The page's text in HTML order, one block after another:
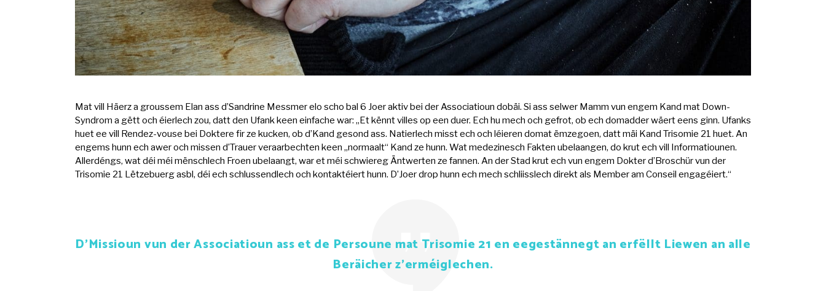
Mat vill Häerz a groussem Elan ass d’Sandrine Messmer elo scho bal 6 Joer aktiv bei der Associatioun dobäi. Si ass selwer Mamm vun engem Kand mat Down-
Syndrom a gëtt och éierlech zou, datt den Ufank keen einfache war: „Et kënnt villes op een duer. Ech hu mech och gefrot, ob ech domadder wäert eens ginn. Ufanks
huet ee vill Rendez-vouse bei Doktere fir ze kucken, ob d’Kand gesond ass. Natierlech misst ech och léieren domat ëmzegoen, datt mäi Kand Trisomie 21 huet. An
engems hunn ech awer och missen d’Trauer veraarbechten keen „normaalt“ Kand ze hunn. Wat medezinesch Fakten ubelaangen, do krut ech vill Informatiounen.
Allerdéngs, wat déi méi mënschlech Froen ubelaangt, war et méi schwiereg Äntwerten ze fannen. An der Stad krut ech vun engem Dokter d’Broschür vun der
Trisomie 21 Lëtzebuerg asbl, déi ech schlussendlech och kontaktéiert hunn. D’Joer drop hunn ech mech schliisslech direkt als Member am Conseil engagéiert.“
D’Missioun vun der Associatioun ass et de Persoune mat Trisomie 21 en eegestännegt an erfëllt Liewen an alle
Beräicher z’erméiglechen.